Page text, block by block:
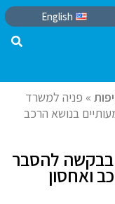
English
» פניה למשרד
בנושא הרכב
בבקשה להסבר
ואחסון